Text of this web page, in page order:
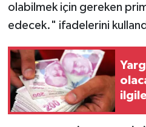
olabilmek için gereken
edecek." ifadelerini